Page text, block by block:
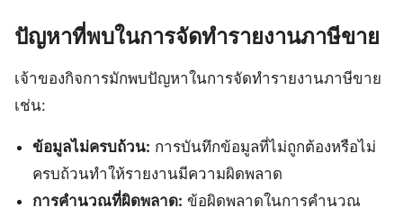
ปัญหาที่พบในการจัดทำรายงานภาษีขาย
เจ้าของกิจการมักพบปัญหาในการจัดทำรายงานภาษีขาย
เช่น:
ข้อมูลไม่ครบถ้วน: การบันทึกข้อมูลที่ไม่ถูกต้องหรือไม่
ครบถ้วนทำให้รายงานมีความผิดพลาด
การคำนวณที่ผิดพลาด: ข้อผิดพลาดในการคำนวณ